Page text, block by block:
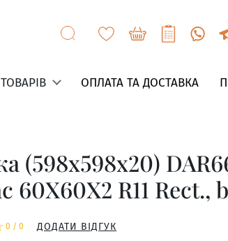
ОПЛАТА ТА ДОСТАВКА
(598x598x20)
60X60X2 R11 Rect.,
0 /0 ДОДАТИ ВІДГУК